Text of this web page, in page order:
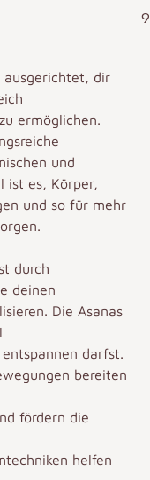
ausgerichtet, dir
ermöglichen.
und
ist es, Körper,
und so für mehr
durch
deinen
Die Asanas
darfst.
bereiten
fördern die
helfen